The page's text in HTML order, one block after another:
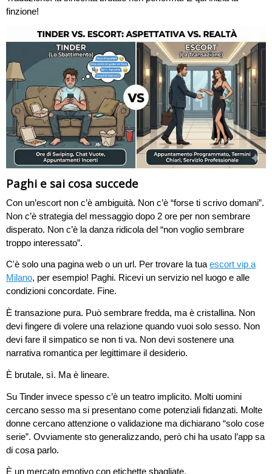
finzione!
Paghi e sai cosa succede
Con un’escort non c’è ambiguità. Non c’è “forse ti scrivo domani”.
Non c’è strategia del messaggio dopo 2 ore per non sembrare
disperato. Non c’è la danza ridicola del “non voglio sembrare
troppo interessato”.
C'è solo una pagina web o un url. Per trovare la tua escort vip a
Milano, per esempio! Paghi. Ricevi un servizio nel luogo e alle
condizioni concordate. Fine.
È transazione pura. Può sembrare fredda, ma è cristallina. Non
devi fingere di volere una relazione quando vuoi solo sesso. Non
devi fare il simpatico se non ti va. Non devi sostenere una
narrativa romantica per legittimare il desiderio.
È brutale, sì. Ma è lineare.
Su Tinder invece spesso c’è un teatro implicito. Molti uomini
cercano sesso ma si presentano come potenziali fidanzati. Molte
donne cercano attenzione o validazione ma dichiarano “solo cose
serie”. Ovviamente sto generalizzando, però chi ha usato l’app sa
di cosa parlo.
È un mercato emotivo con etichette sbagliate.